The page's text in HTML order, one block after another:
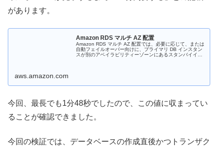
があります。
Amazon RDS マルチ AZ 配置
Amazon RDS マルチ AZ 配置では、必要に応じて、または
自動フェイルオーバー向けに、プライマリ DB インスタン
スが別のアベイラビリティーゾーンにあるスタンバイイン
aws.amazon.com
今回、最長でも1分48秒でしたので、この値に収まってい
ることが確認できました。
今回の検証では、データベースの作成直後かつトランザク